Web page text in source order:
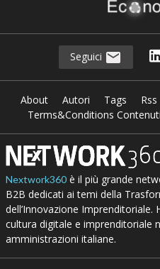
Seguici
About Autori Tags
Terms&Conditions
Nextwork360è il più grande
B2B dedicati ai temi della
dell’Innovazione Imprenditoriale.
cultura digitale e imprenditoriale
amministrazioni italiane.